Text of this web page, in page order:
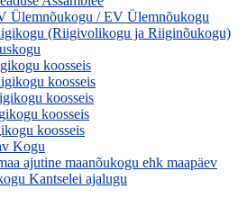
Ülemnõukogu / EV Ülemnõukogu
(Riigivolikogu ja Riiginõukogu)
koosseis
koosseis
koosseis
koosseis
koosseis
Kogu
ajutine maanõukogu ehk maapäev
Kantselei ajalugu